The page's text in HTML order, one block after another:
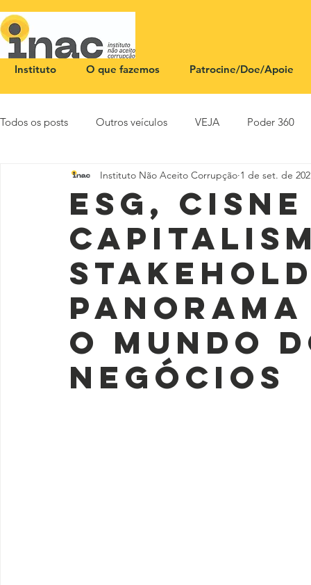
Instituto O que fazemos Patrocine/Doe/Apoie
Todos os posts Outros veículos VEJA Poder 360
NOTA PÚBLICA CEID SBT News Rádio
ESG,
o mundo
negócios
Instituto Não Aceito Corrupção 1 de set. de